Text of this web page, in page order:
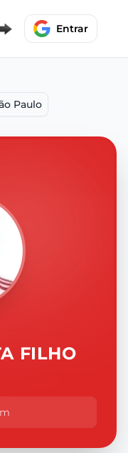
Entrar
Paulo
FILHO